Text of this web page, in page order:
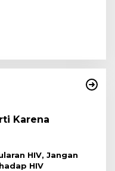
Karena
HIV, Jangan
HIV